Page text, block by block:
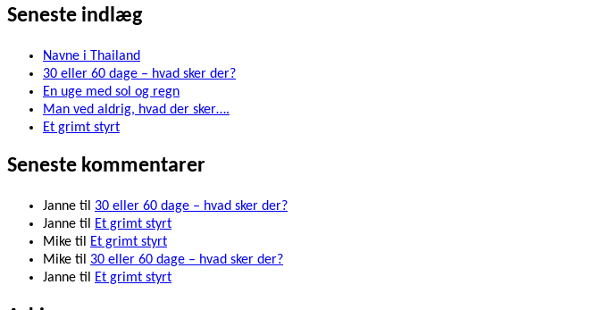
Seneste indlæg
Navne i Thailand
30 eller 60 dage – hvad sker der?
En uge med sol og regn
Man ved aldrig, hvad der sker….
Et grimt styrt
Seneste kommentarer
Janne til 30 eller 60 dage – hvad sker der?
Janne til Et grimt styrt
Mike til Et grimt styrt
Mike til 30 eller 60 dage – hvad sker der?
Janne til Et grimt styrt